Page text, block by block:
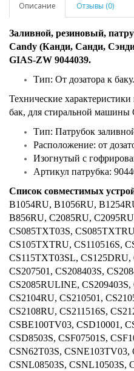
Описание Отзывы (0)
Заливной, резиновый,
Candy (Канди, Санди,
GIAS-ZW 9044039.
Тип: От дозатора к баку.
Технические
бак, для стиральной
Тип: Патрубок
Расположение: от
Изогнутый с
Артикул патрубка:
Список совместимых
B1054RU, B1056RU,
B856RU, C2085RU,
CS085TXT03S,
CS105TXTRU, CS110516S,
CS115TXT03SL,
CS207501, CS208403S,
CS2085RULINE, CS209403S,
CS2104RU, CS210501,
CS2108RU, CS211516S,
CSBE100TV03, CSD10001,
CSD8503S, CSF07501S,
CSN62T03S, CSNE103TV03,
CSNL08503S, CSNL10503S,